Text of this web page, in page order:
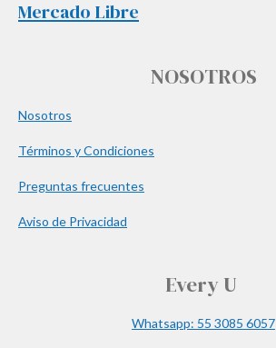
Mercado Libre
NOSOTROS
Nosotros
Términos y Condiciones
Preguntas frecuentes
Aviso de Privacidad
Every U
Whatsapp: 55 3085 6057